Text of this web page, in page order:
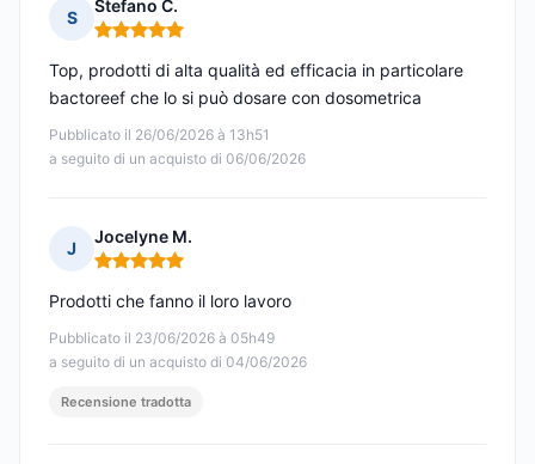
S
Stefano C.
Nota: 5 su 5
Pubblicato il 26/06/2026 à 13h51
a seguito di un acquisto di 06/06/2026
Top, prodotti di alta qualità ed efficacia in particolare
bactoreef che lo si può dosare con dosometrica
J
Jocelyne M.
Nota: 5 su 5
Pubblicato il 23/06/2026 à 05h49
a seguito di un acquisto di 04/06/2026
Prodotti che fanno il loro lavoro
Recensione tradotta